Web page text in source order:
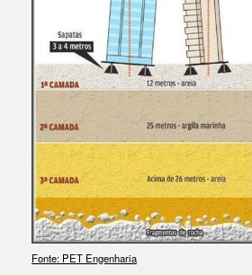
Fonte: PET Engenharia